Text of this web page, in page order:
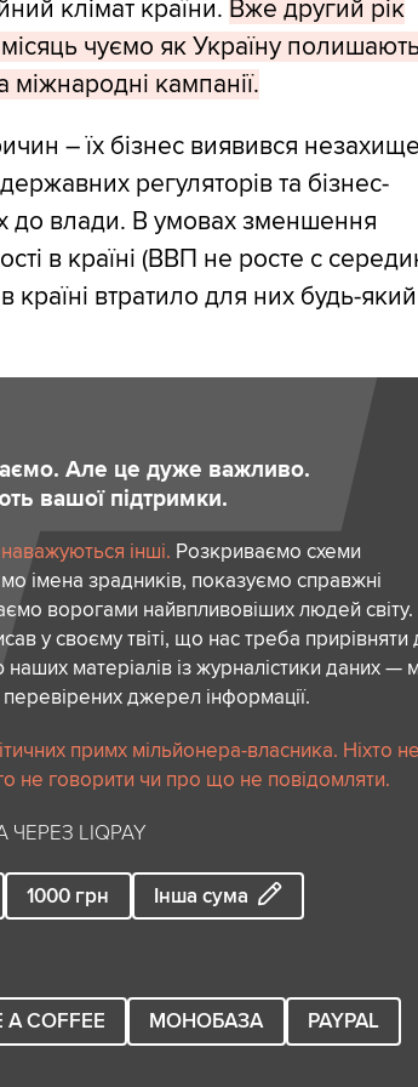
клімат країни. Вже другий рік
чуємо як Україну
міжнародні кампанії.
– їх бізнес виявився
регуляторів та бізнес-
до влади. В умовах зменшення
в країні (ВВП не росте с
країні втратило для них будь-який
Але це дуже важливо.
вашої підтримки.
інші. Розкриваємо схеми
імена зрадників, показуємо справжні
ворогами найвпливовіших людей світу.
у своєму твіті, що нас треба прирівняти
матеріалів із журналістики даних —
перевірених джерел інформації.
примх мільйонера-власника. Ніхто не
не говорити чи про що не повідомляти.
LIQPAY
1000 грн Інша сума
A COFFEE МОНОБАЗА PAYPAL